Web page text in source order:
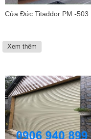
Cửa Đức Titaddor PM -503
Xem thêm